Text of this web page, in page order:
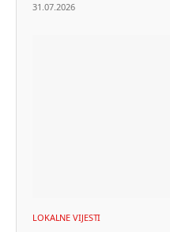
31.07.2026
LOKALNE VIJESTI